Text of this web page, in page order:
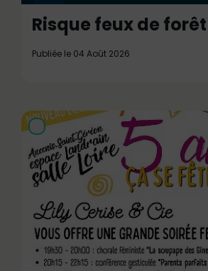
Risque feux de
Publiée le 04 Août 2026